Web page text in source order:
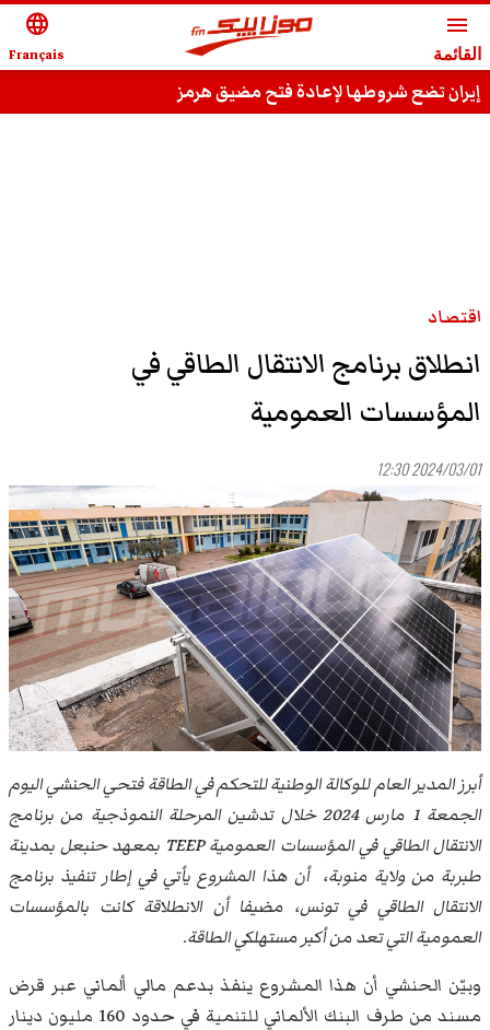
menu
القائمة
language
Français
إيران تضع شروطها لإعادة فتح مضيق هرمز
اقتصاد
انطلاق برنامج الانتقال الطاقي في
المؤسسات العمومية
2024/03/01 12:30
أبرز المدير العام للوكالة الوطنية للتحكم في الطاقة فتحي الحنشي اليوم
الجمعة 1 مارس 2024 خلال تدشين المرحلة النموذجية من برنامج
الانتقال الطاقي في المؤسسات العمومية TEEP بمعهد حنبعل بمدينة
طبربة من ولاية منوبة، أن هذا المشروع يأتي في إطار تنفيذ برنامج
الانتقال الطاقي في تونس، مضيفا أن الانطلاقة كانت بالمؤسسات
العمومية التي تعد من أكبر مستهلكي الطاقة.
وبيّن الحنشي أن هذا المشروع ينفذ بدعم مالي ألماني عبر قرض
مسند من طرف البنك الألماني للتنمية في حدود 160 مليون دينار